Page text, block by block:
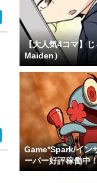
【大人気4コマ】
Maiden）
Game*Spark/イン
ーバー好評稼働中